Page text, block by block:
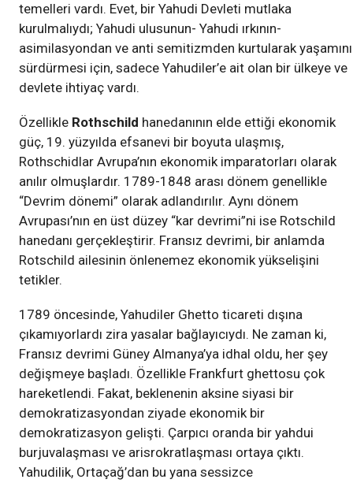
temelleri vardı. Evet, bir Yahudi Devleti mutlaka
kurulmalıydı; Yahudi ulusunun- Yahudi ırkının-
asimilasyondan ve anti semitizmden kurtularak yaşamını
sürdürmesi için, sadece Yahudiler’e ait olan bir ülkeye ve
devlete ihtiyaç vardı.
Özellikle Rothschild hanedanının elde ettiği ekonomik
güç, 19. yüzyılda efsanevi bir boyuta ulaşmış,
Rothschidlar Avrupa’nın ekonomik imparatorları olarak
anılır olmuşlardır. 1789-1848 arası dönem genellikle
“Devrim dönemi” olarak adlandırılır. Aynı dönem
Avrupası’nın en üst düzey “kar devrimi”ni ise Rotschild
hanedanı gerçekleştirir. Fransız devrimi, bir anlamda
Rotschild ailesinin önlenemez ekonomik yükselişini
tetikler.
1789 öncesinde, Yahudiler Ghetto ticareti dışına
çıkamıyorlardı zira yasalar bağlayıcıydı. Ne zaman ki,
Fransız devrimi Güney Almanya’ya idhal oldu, her şey
değişmeye başladı. Özellikle Frankfurt ghettosu çok
hareketlendi. Fakat, beklenenin aksine siyasi bir
demokratizasyondan ziyade ekonomik bir
demokratizasyon gelişti. Çarpıcı oranda bir yahdui
burjuvalaşması ve arisrokratlaşması ortaya çıktı.
Yahudilik, Ortaçağ’dan bu yana sessizce